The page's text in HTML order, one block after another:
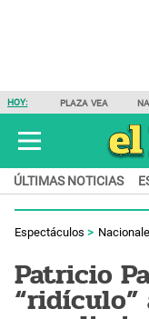
HOY: PLAZA VEA
ÚLTIMAS NOTICIAS
Espectáculos
Patricio
“ridículo”